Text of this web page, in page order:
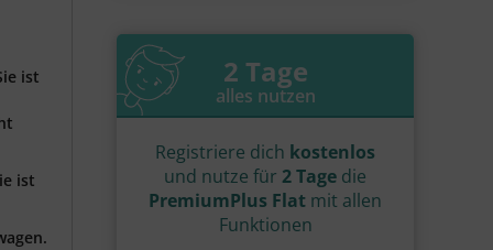
ist
ist
Jetzt lernen
2 Tage
alles nutzen
Registriere dich kostenlos
und nutze für 2 Tage die
PremiumPlus Flat mit allen
Funktionen